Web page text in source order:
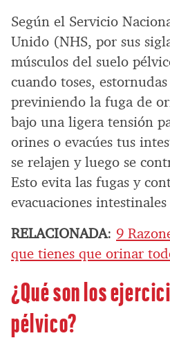
Según el Servicio
Unido (NHS, por sus
músculos del suelo
cuando toses,
previniendo la fuga de
bajo una ligera tensión
orines o evacúes tus
se relajen y luego se
Esto evita las fugas y
evacuaciones intestinales
RELACIONADA: 9
que tienes que orinar
¿Qué son los
pélvico?